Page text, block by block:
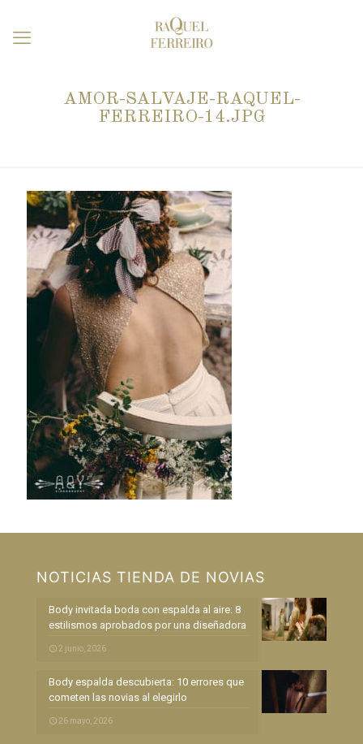
AMOR-SALVAJE-RAQUEL-
FERREIRO-14.JPG
NOTICIAS TIENDA DE NOVIAS
Body invitada boda con espalda al aire: 8
estilismos aprobados por una diseñadora
2 junio, 2026
Body espalda descubierta: 10 errores que
cometen las novias al elegirlo
26 mayo, 2026